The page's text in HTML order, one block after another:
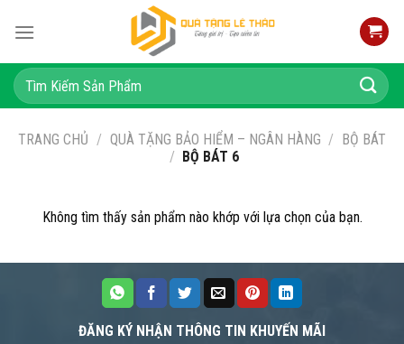
Tìm
kiếm:
TRANG CHỦ / QUÀ TẶNG BẢO HIỂM – NGÂN HÀNG / BỘ BÁT
/ BỘ BÁT 6
Không tìm thấy sản phẩm nào khớp với lựa chọn của bạn.
ĐĂNG KÝ NHẬN THÔNG TIN KHUYẾN MÃI